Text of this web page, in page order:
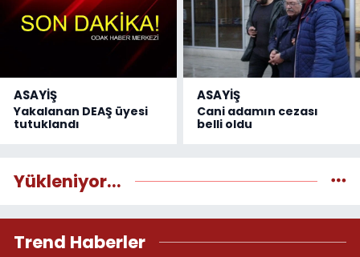
ASAYİŞ
Yakalanan DEAŞ üyesi
tutuklandı
ASAYİŞ
Cani adamın cezası
belli oldu
Yükleniyor...
Trend Haberler